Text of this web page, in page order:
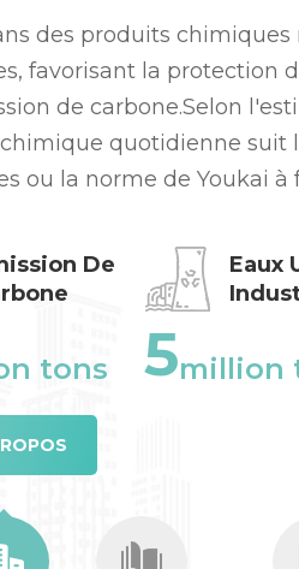
des produits
favorisant la protection
de carbone.Selon
quotidienne suit
ou la norme de Youkai
De
tons
Eaux
5million